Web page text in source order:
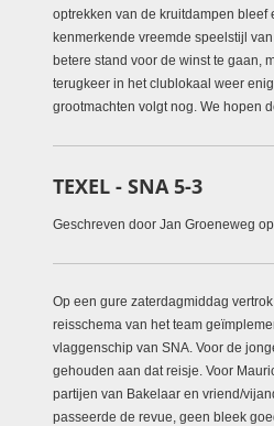
optrekken van de kruitdampen bleef
kenmerkende vreemde speelstijl
betere stand voor de winst te gaan,
terugkeer in het clublokaal weer
grootmachten volgt nog. We hopen
TEXEL - SNA 5-3
Geschreven door Jan Groeneweg
Op een gure zaterdagmiddag
reisschema van het team
vlaggenschip van SNA. Voor de
gehouden aan dat reisje. Voor
partijen van Bakelaar en vriend/
passeerde de revue, geen bleek